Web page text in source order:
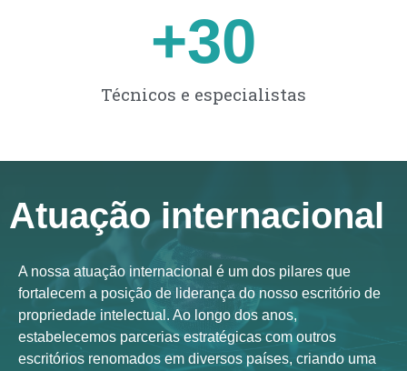
Técnicos e especialistas​
+30
Atuação internacional
A nossa atuação internacional é um dos pilares que
fortalecem a posição de liderança do nosso escritório de
propriedade intelectual. Ao longo dos anos,
estabelecemos parcerias estratégicas com outros
escritórios renomados em diversos países, criando uma